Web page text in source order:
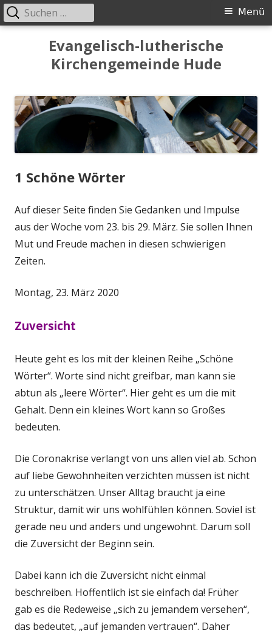
Evangelisch-lutherische
Kirchengemeinde Hude
Primäres
Menü
Suchen
nach:
1 Schöne Wörter
Auf dieser Seite finden Sie Gedanken und Impulse
aus der Woche vom 23. bis 29. März. Sie sollen Ihnen
Mut und Freude machen in diesen schwierigen
Zeiten.
Montag, 23. März 2020
Zuversicht
Heute geht es los mit der kleinen Reihe „Schöne
Wörter“. Worte sind nicht greifbar, man kann sie
abtun als „leere Wörter“. Hier geht es um die mit
Gehalt. Denn ein kleines Wort kann so Großes
bedeuten.
Die Coronakrise verlangt von uns allen viel ab. Schon
auf liebe Gewohnheiten verzichten müssen ist nicht
zu unterschätzen. Unser Alltag braucht ja eine
Struktur, damit wir uns wohlfühlen können. Soviel ist
gerade neu und anders und ungewohnt. Darum soll
die Zuversicht der Beginn sein.
Dabei kann ich die Zuversicht nicht einmal
beschreiben. Hoffentlich ist sie einfach da! Früher
gab es die Redeweise „sich zu jemandem versehen“,
das bedeutet, „auf jemanden vertrauen“. Daher